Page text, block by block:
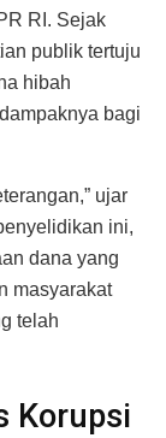
RI. Sejak
publik tertuju
hibah
bagi
ujar
ini,
dana yang
masyarakat
telah
Korupsi